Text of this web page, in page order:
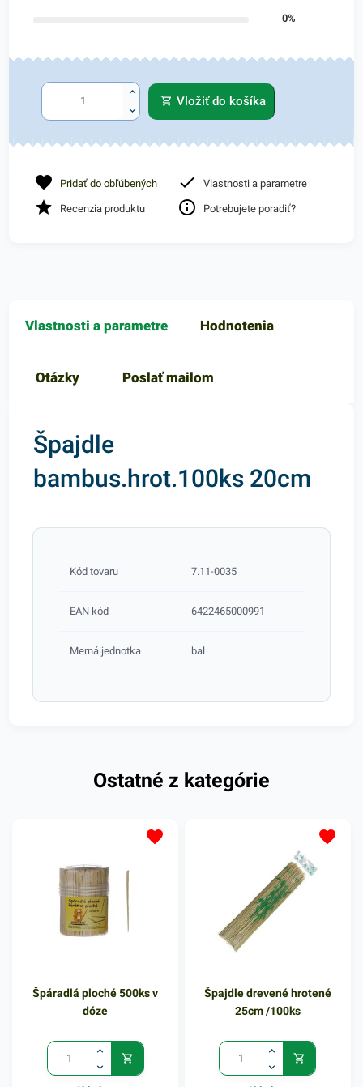
0%
Vložiť do košíka
Pridať do obľúbených Vlastnosti a parametre
Recenzia produktu Potrebujete poradiť?
Vlastnosti a parametre Hodnotenia
Otázky Poslať mailom
Špajdle
bambus.hrot.100ks 20cm
Kód tovaru 7.11-0035
EAN kód 6422465000991
Merná jednotka bal
Ostatné z kategórie
Špáradlá ploché 500ks v
dóze
Špajdle drevené hrotené
25cm /100ks